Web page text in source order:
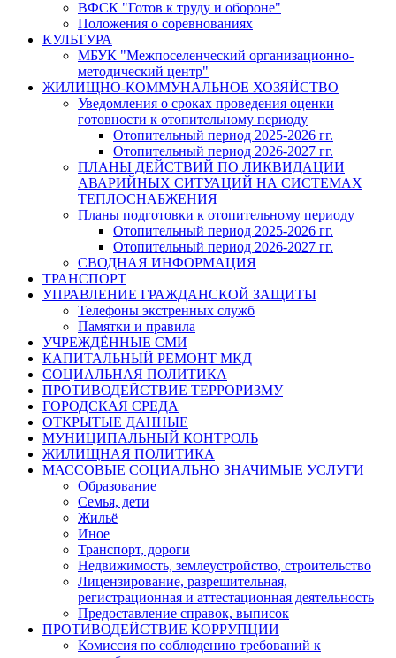
ВФСК "Готов к труду и обороне"
Положения о соревнованиях
КУЛЬТУРА
МБУК "Межпоселенческий организационно-
методический центр"
ЖИЛИЩНО-КОММУНАЛЬНОЕ ХОЗЯЙСТВО
Уведомления о сроках проведения оценки
готовности к отопительному периоду
Отопительный период 2025-2026 гг.
Отопительный период 2026-2027 гг.
ПЛАНЫ ДЕЙСТВИЙ ПО ЛИКВИДАЦИИ
АВАРИЙНЫХ СИТУАЦИЙ НА СИСТЕМАХ
ТЕПЛОСНАБЖЕНИЯ
Планы подготовки к отопительному периоду
Отопительный период 2025-2026 гг.
Отопительный период 2026-2027 гг.
СВОДНАЯ ИНФОРМАЦИЯ
ТРАНСПОРТ
УПРАВЛЕНИЕ ГРАЖДАНСКОЙ ЗАЩИТЫ
Телефоны экстренных служб
Памятки и правила
УЧРЕЖДЁННЫЕ СМИ
КАПИТАЛЬНЫЙ РЕМОНТ МКД
СОЦИАЛЬНАЯ ПОЛИТИКА
ПРОТИВОДЕЙСТВИЕ ТЕРРОРИЗМУ
ГОРОДСКАЯ СРЕДА
ОТКРЫТЫЕ ДАННЫЕ
МУНИЦИПАЛЬНЫЙ КОНТРОЛЬ
ЖИЛИЩНАЯ ПОЛИТИКА
МАССОВЫЕ СОЦИАЛЬНО ЗНАЧИМЫЕ УСЛУГИ
Образование
Семья, дети
Жильё
Иное
Транспорт, дороги
Недвижимость, землеустройство, строительство
Лицензирование, разрешительная,
регистрационная и аттестационная деятельность
Предоставление справок, выписок
ПРОТИВОДЕЙСТВИЕ КОРРУПЦИИ
Комиссия по соблюдению требований к